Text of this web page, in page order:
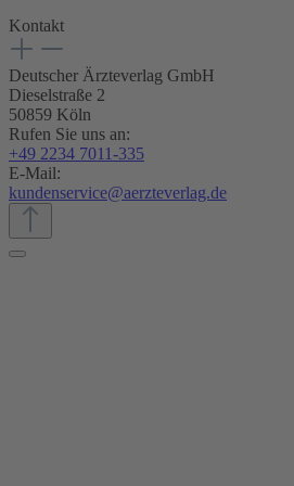
Kontakt
Deutscher Ärzteverlag GmbH
Dieselstraße 2
50859 Köln
Rufen Sie uns an:
+49 2234 7011-335
E-Mail:
kundenservice@aerzteverlag.de